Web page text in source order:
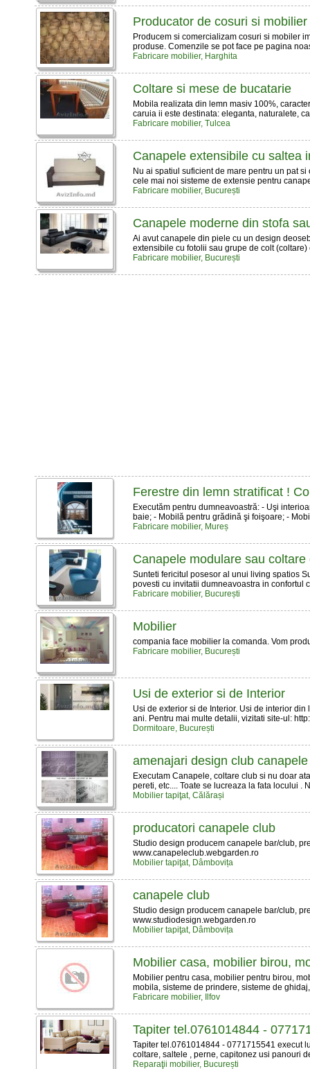
Producator de cosuri si
Producem si comercializam cosuri si mobiler
produse. Comenzile se pot face pe pagina
Fabricare mobilier, Harghita
Coltare si mese de bucatarie
Mobila realizata din lemn masiv 100%,
caruia ii este destinata: eleganta, naturalete,
Fabricare mobilier, Tulcea
Canapele extensibile cu saltea
Nu ai spatiul suficient de mare pentru un pat
cele mai noi sisteme de extensie pentru
Fabricare mobilier, București
Canapele moderne din stofa
Ai avut canapele din piele cu un design
extensibile cu fotolii sau grupe de colt
Fabricare mobilier, București
Ferestre din lemn stratificat !
Executăm pentru dumneavoastră: - Uşi
baie; - Mobilă pentru grădină şi foişoare; -
Fabricare mobilier, Mureș
Canapele modulare sau coltare
Sunteti fericitul posesor al unui living spatios
povesti cu invitatii dumneavoastra in confortul
Fabricare mobilier, București
Mobilier
compania face mobilier la comanda. Vom
Fabricare mobilier, București
Usi de exterior si de Interior
Usi de exterior si de Interior. Usi de interior
ani. Pentru mai multe detalii, vizitati site-ul:
Dormitoare, București
amenajari design club
Executam Canapele, coltare club si nu doar
pereti, etc.... Toate se lucreaza la fata locului .
Mobilier tapiţat, Călărași
producatori canapele club
Studio design producem canapele bar/club,
www.canapeleclub.webgarden.ro
Mobilier tapiţat, Dâmbovița
canapele club
Studio design producem canapele bar/club,
www.studiodesign.webgarden.ro
Mobilier tapiţat, Dâmbovița
Mobilier casa, mobilier birou,
Mobilier pentru casa, mobilier pentru birou,
mobila, sisteme de prindere, sisteme de
Fabricare mobilier, Ilfov
Tapiter tel.0761014844 -
Tapiter tel.0761014844 - 0771715541 execut
coltare, saltele , perne, capitonez usi panouri
Reparaţii mobilier, București